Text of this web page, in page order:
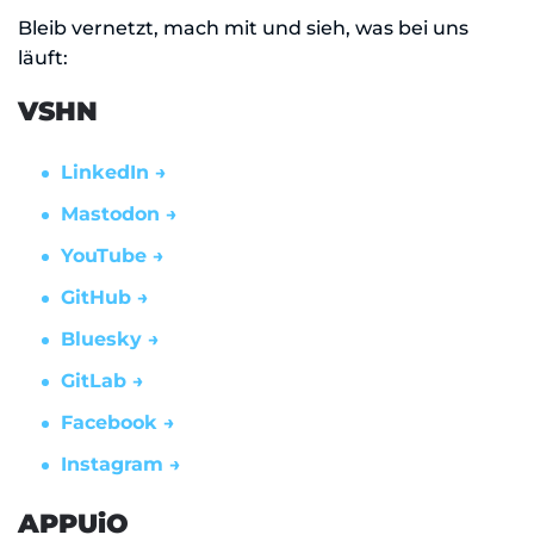
Bleib vernetzt, mach mit und sieh, was bei uns
läuft:
VSHN
LinkedIn →
Mastodon →
YouTube →
GitHub →
Bluesky →
GitLab →
Facebook →
Instagram →
APPUiO